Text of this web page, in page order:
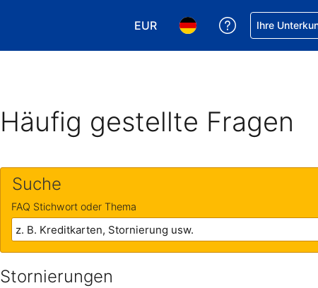
EUR
Wählen Sie Ihre Währung. Ihre
Wählen Sie Ihre
Hilfe bei Ihrer
Ihre
Häufig gestellte Fragen
Suche
FAQ Stichwort oder Thema
Stornierungen